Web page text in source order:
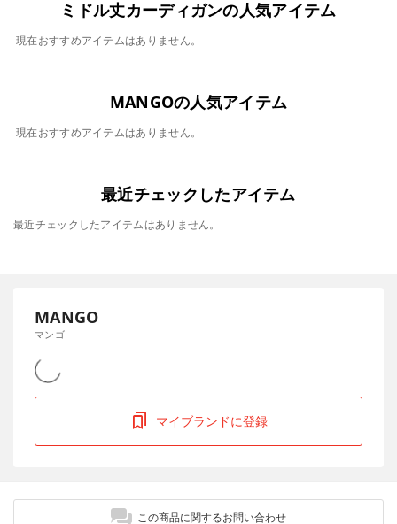
ミドル丈カーディガンの人気アイテム
現在おすすめアイテムはありません。
MANGOの人気アイテム
現在おすすめアイテムはありません。
最近チェックしたアイテム
最近チェックしたアイテムはありません。
MANGO
マンゴ
マイブランドに登録
この商品に関するお問い合わせ